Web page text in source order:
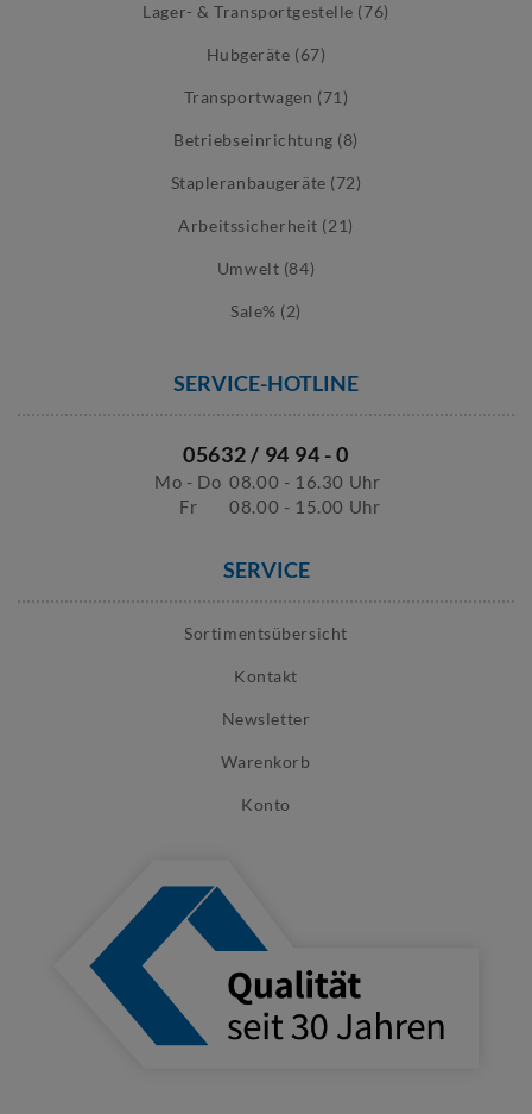
Lager- & Transportgestelle (76)
Hubgeräte (67)
Transportwagen (71)
Betriebseinrichtung (8)
Stapleranbaugeräte (72)
Arbeitssicherheit (21)
Umwelt (84)
Sale% (2)
SERVICE-HOTLINE
05632 / 94 94 - 0
Mo - Do 08.00 - 16.30 Uhr
Fr
08.00 - 15.00 Uhr
SERVICE
Sortimentsübersicht
Kontakt
Newsletter
Warenkorb
Konto